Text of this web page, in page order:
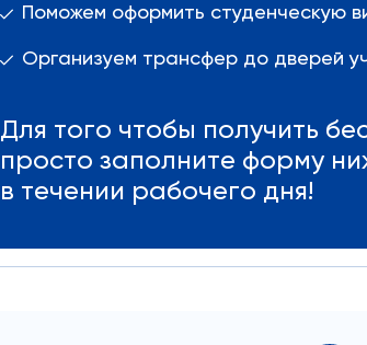
Поможем оформить студенческую
Организуем трансфер до дверей
Для того чтобы получить
просто заполните форму
в течении рабочего дня!